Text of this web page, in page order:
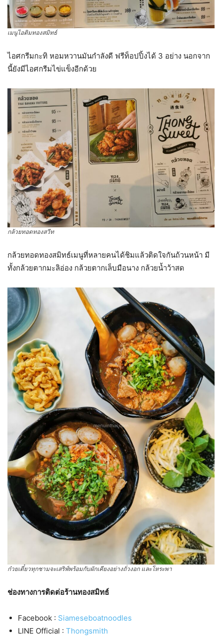
เมนูไอติมทองสมิทธ์
ไอศกรีมกะทิ หอมหวานมันกำลังดี ฟรีท็อปปิ้งได้ 3 อย่าง นอกจาก
นี้ยังมีไอศกรีมไข่แข็งอีกด้วย
กล้วยทอดทองสวีท
กล้วยทอดทองสมิทธ์เมนูที่หลายคนได้ชิมแล้วติดใจกันถ้วนหน้า มี
ทั้งกล้วยตากมะลิอ่อง กล้วยตากเล็บมือนาง กล้วยน้ำว้าสด
ก๋วยเตี๋ยวทุกชามจะเสริฟ์พร้อมกับผักเคียงอย่างถั่วงอก และโหระพา
ช่องทางการติดต่อร้านทองสมิทธ์
Facebook : Siameseboatnoodles
LINE Official : Thongsmith